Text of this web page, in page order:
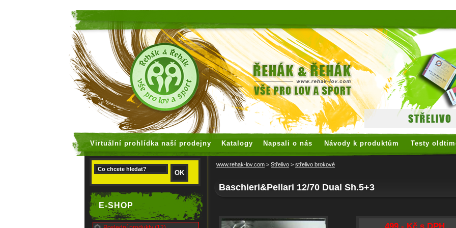
Virtuální prohlídka naší prodejny Katalogy Napsali o nás Návody k produktům Testy
E-SHOP
www.rehak-lov.com > Střelivo > střelivo brokové
Baschieri&Pellari 12/70 Dual Sh.5+3